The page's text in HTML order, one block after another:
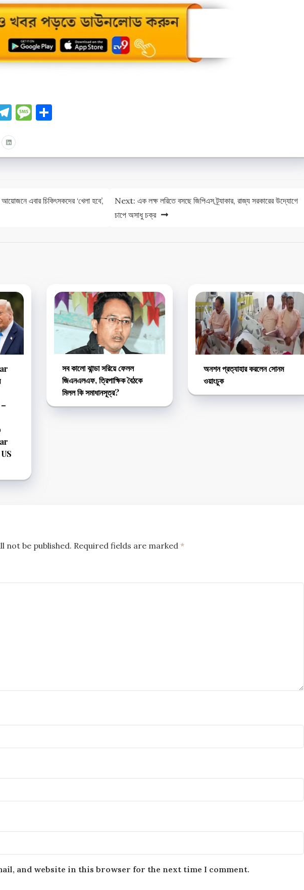
Telegram
Message
এবার চিকিৎসকদের ‘‌খেলা হবে’‌,
Next: এক লক্ষ লরিতে বসছে জিপিএস ট্র্যাকার, রাজ্য সরকারের উদ্যোগে
চাপে অসাধু চক্র
–
সব কালো ঝান্ডা সরিয়ে ফেলল
জিএনএলএফ, ত্রিপাক্ষিক বৈঠকে
মিলল কি সমাধানসূত্র?‌
অনশন প্রত্যাহার করলেন সোনম
ওয়াংচুক
not be published. Required fields are marked *
and website in this browser for the next time I comment.